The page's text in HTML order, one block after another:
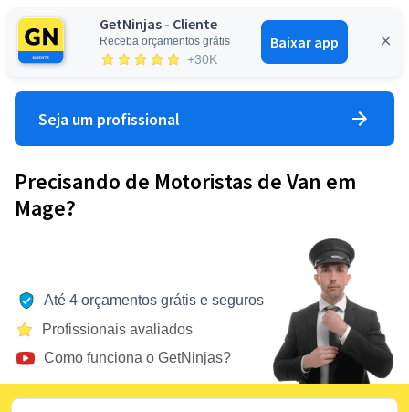
GetNinjas - Cliente
Receba orçamentos grátis
+30K
Baixar app
Entrar
Seja um profissional
Precisando de Motoristas de Van em
Mage?
Até 4 orçamentos grátis e seguros
Profissionais avaliados
Como funciona o GetNinjas?